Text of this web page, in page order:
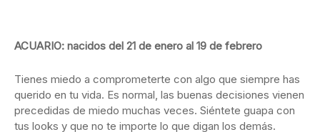
ACUARIO: nacidos del 21 de enero al 19 de febrero
Tienes miedo a comprometerte con algo que siempre has
querido en tu vida. Es normal, las buenas decisiones vienen
precedidas de miedo muchas veces. Siéntete guapa con
tus looks y que no te importe lo que digan los demás.